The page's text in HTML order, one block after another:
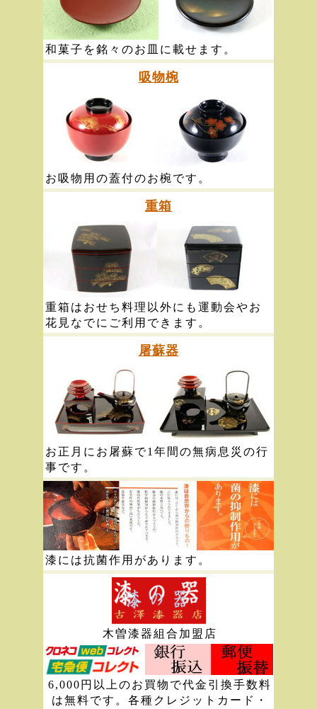
和菓子を銘々のお皿に載せます。
吸物椀
お吸物用の蓋付のお椀です。
重箱
重箱はおせち料理以外にも運動会やお
花見なでにご利用できます。
屠蘇器
お正月にお屠蘇で1年間の無病息災の行
事です。
漆には抗菌作用があります。
木曽漆器組合加盟店
6,000円以上のお買物で代金引換手数料
は無料です。各種クレジットカード・